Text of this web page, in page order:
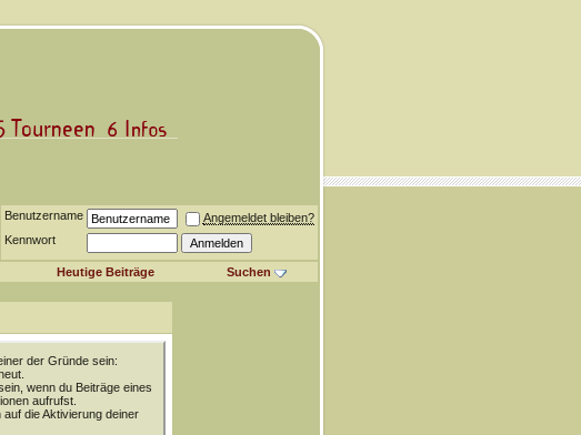
Benutzername
Angemeldet bleiben?
Kennwort
Heutige Beiträge Suchen
der Gründe sein:
wenn du Beiträge eines
aufrufst.
die Aktivierung deiner